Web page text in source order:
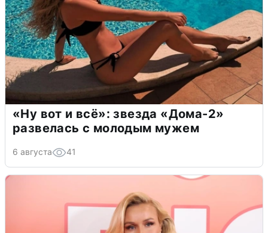
«Ну вот и всё»: звезда «Дома-2»
развелась с молодым мужем
6 августа 41